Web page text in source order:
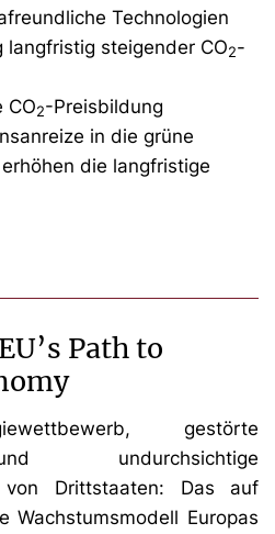
Technologien
steigender CO2-
CO2-Preisbildung
in die grüne
die langfristige
Path to
gestörte
undurchsichtige
von Drittstaaten: Das auf
Wachstumsmodell Europas